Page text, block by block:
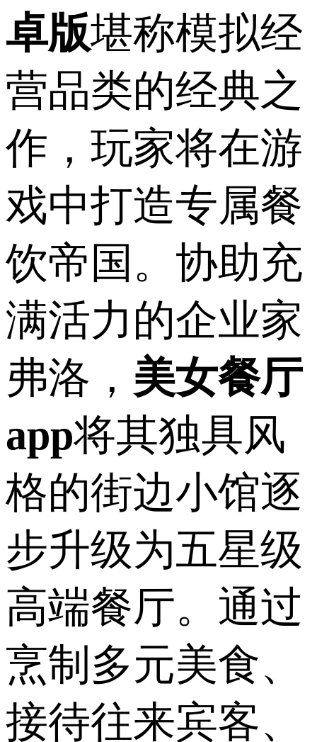
卓版堪称模拟经
营品类的经典之
作，玩家将在游
戏中打造专属餐
饮帝国。协助充
满活力的企业家
弗洛， 美女餐厅
app将其独具风
格的街边小馆逐
步升级为五星级
高端餐厅。通过
烹制多元美食、
接待往来宾客、